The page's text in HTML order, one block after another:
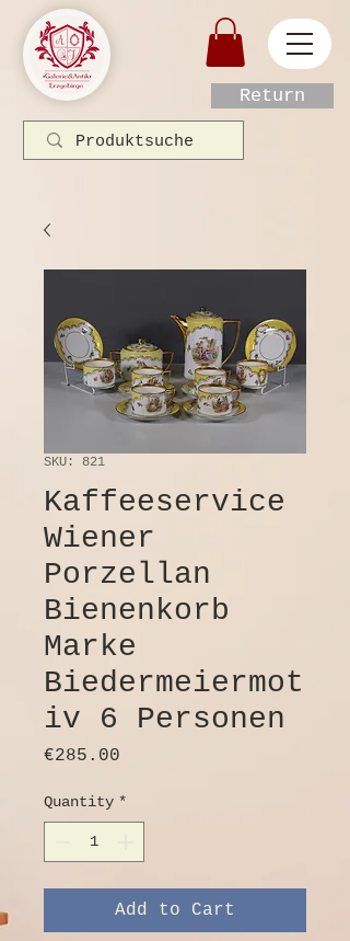
Return
SKU: 821
Kaffeeservice
Wiener
Porzellan
Bienenkorb
Marke
Biedermeiermot
iv 6 Personen
€285.00
Quantity *
Add to Cart